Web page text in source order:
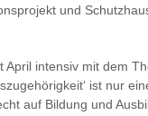
und
April intensiv mit dem
ist nur
auf Bildung und